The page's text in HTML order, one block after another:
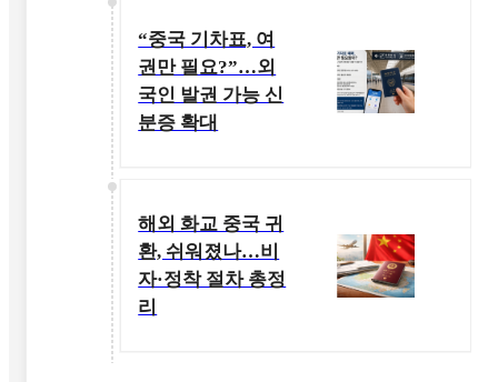
“중국 기차표, 여
권만 필요?”…외
국인 발권 가능 신
분증 확대
해외 화교 중국 귀
환, 쉬워졌나…비
자·정착 절차 총정
리